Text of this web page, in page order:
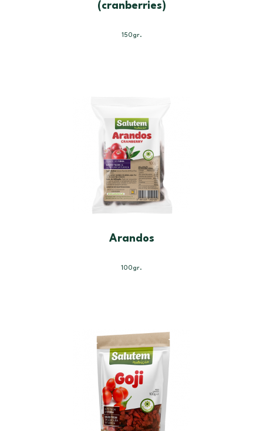
(cranberries)
150gr.
Arandos
100gr.